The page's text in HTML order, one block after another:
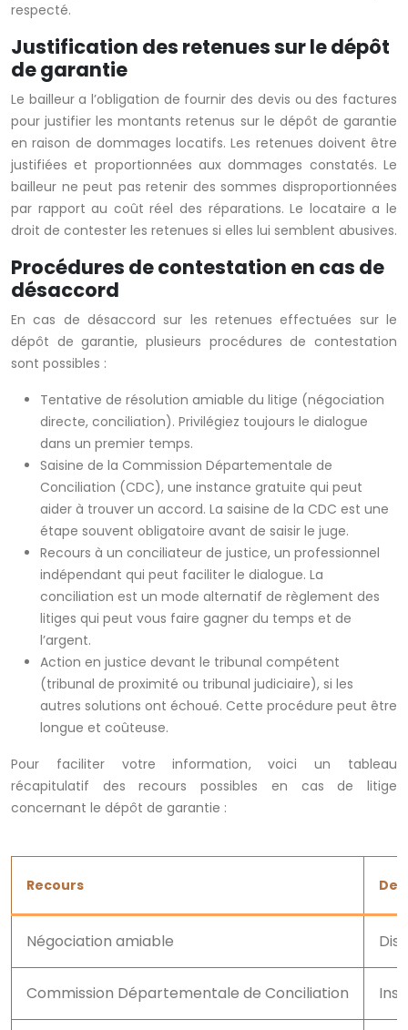
respecté.
Justification des retenues sur le dépôt
de garantie
Le bailleur a l’obligation de fournir des devis ou des factures
pour justifier les montants retenus sur le dépôt de garantie
en raison de dommages locatifs. Les retenues doivent être
justifiées et proportionnées aux dommages constatés. Le
bailleur ne peut pas retenir des sommes disproportionnées
par rapport au coût réel des réparations. Le locataire a le
droit de contester les retenues si elles lui semblent abusives.
Procédures de contestation en cas de
désaccord
En cas de désaccord sur les retenues effectuées sur le
dépôt de garantie, plusieurs procédures de contestation
sont possibles :
Tentative de résolution amiable du litige (négociation
directe, conciliation). Privilégiez toujours le dialogue
dans un premier temps.
Saisine de la Commission Départementale de
Conciliation (CDC), une instance gratuite qui peut
aider à trouver un accord. La saisine de la CDC est une
étape souvent obligatoire avant de saisir le juge.
Recours à un conciliateur de justice, un professionnel
indépendant qui peut faciliter le dialogue. La
conciliation est un mode alternatif de règlement des
litiges qui peut vous faire gagner du temps et de
l’argent.
Action en justice devant le tribunal compétent
(tribunal de proximité ou tribunal judiciaire), si les
autres solutions ont échoué. Cette procédure peut être
longue et coûteuse.
Pour faciliter votre information, voici un tableau
récapitulatif des recours possibles en cas de litige
concernant le dépôt de garantie :
Recours
Négociation amiable
Commission Départementale de Conciliation